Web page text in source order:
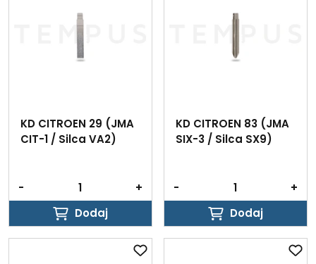
KD CITROEN 29 (JMA
CIT-1 / Silca VA2)
-
+
Dodaj
Dodaj
KD CITROEN 83 (JMA
SIX-3 / Silca SX9)
-
+
Dodaj
Dodaj